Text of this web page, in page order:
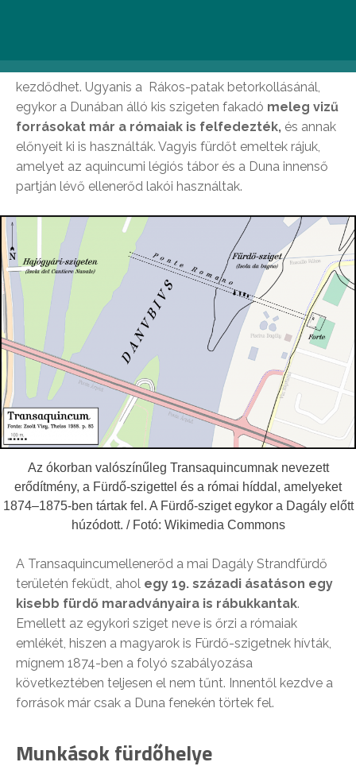
kezdődhet. Ugyanis a Rákos-patak betorkollásánál,
egykor a Dunában álló kis szigeten fakadó meleg vizű
forrásokat már a rómaiak is felfedezték, és annak
előnyeit ki is használták. Vagyis fürdőt emeltek rájuk,
amelyet az aquincumi légiós tábor és a Duna innenső
partján lévő ellenerőd lakói használtak.
Az ókorban valószínűleg Transaquincumnak nevezett
erődítmény, a Fürdő-szigettel és a római híddal, amelyeket
1874–1875-ben tártak fel. A Fürdő-sziget egykor a Dagály előtt
húzódott. / Fotó: Wikimedia Commons
A Transaquincumellenerőd a mai Dagály Strandfürdő
területén feküdt, ahol egy 19. századi ásatáson egy
kisebb fürdő maradványaira is rábukkantak.
Emellett az egykori sziget neve is őrzi a rómaiak
emlékét, hiszen a magyarok is Fürdő-szigetnek hívták,
mígnem 1874-ben a folyó szabályozása
következtében teljesen el nem tűnt. Innentől kezdve a
források már csak a Duna fenekén törtek fel.
Munkások fürdőhelye